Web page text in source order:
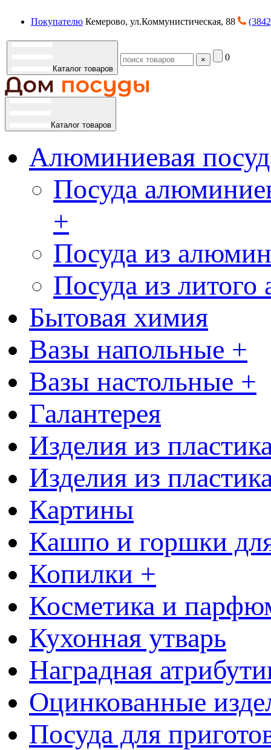
Покупателю Кемерово, ул.Коммунистическая, 88
Каталог товаров
× 0
Каталог товаров
Алюминиевая
Посуда
+
Посуда из
Посуда из
Бытовая химия
Вазы напольные +
Вазы настольные +
Галантерея
Изделия из
Изделия из
Картины
Кашпо и горшки
Копилки +
Косметика и
Кухонная утварь
Наградная
Оцинкованные
Посуда для